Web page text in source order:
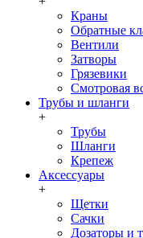
Краны
Обратные
Вентили
Затворы
Грязевики
Смотровая
Трубы и шланги
+
Трубы
Шланги
Крепеж
Аксессуары
+
Щетки
Сачки
Дозаторы и